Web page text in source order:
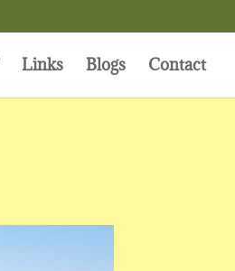
Links Blogs Contact